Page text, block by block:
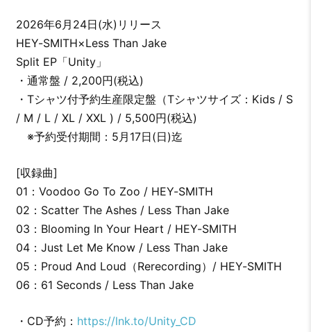
2026年6月24日(水)リリース
HEY-SMITH×Less Than Jake
Split EP「Unity」
・通常盤 / 2,200円(税込)
・Tシャツ付予約生産限定盤（Tシャツサイズ：Kids / S
/ M / L / XL / XXL ) / 5,500円(税込)
※予約受付期間：5月17日(日)迄
[収録曲]
01：Voodoo Go To Zoo / HEY-SMITH
02：Scatter The Ashes / Less Than Jake
03：Blooming In Your Heart / HEY-SMITH
04：Just Let Me Know / Less Than Jake
05：Proud And Loud（Rerecording）/ HEY-SMITH
06：61 Seconds / Less Than Jake
・CD予約： https://lnk.to/Unity_CD